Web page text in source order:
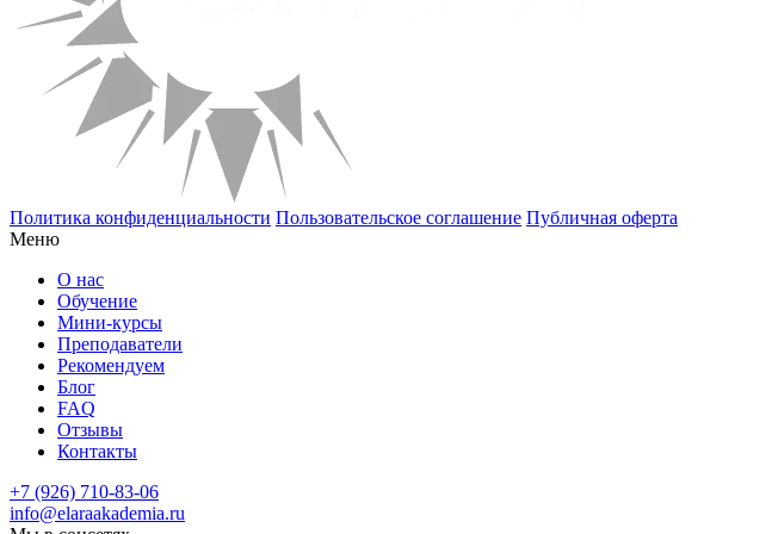
Политика конфиденциальности Пользовательское соглашение Публичная оферта
Меню
О нас
Обучение
Мини-курсы
Преподаватели
Рекомендуем
Блог
FAQ
Отзывы
Контакты
+7 (926) 710-83-06
info@elaraakademia.ru